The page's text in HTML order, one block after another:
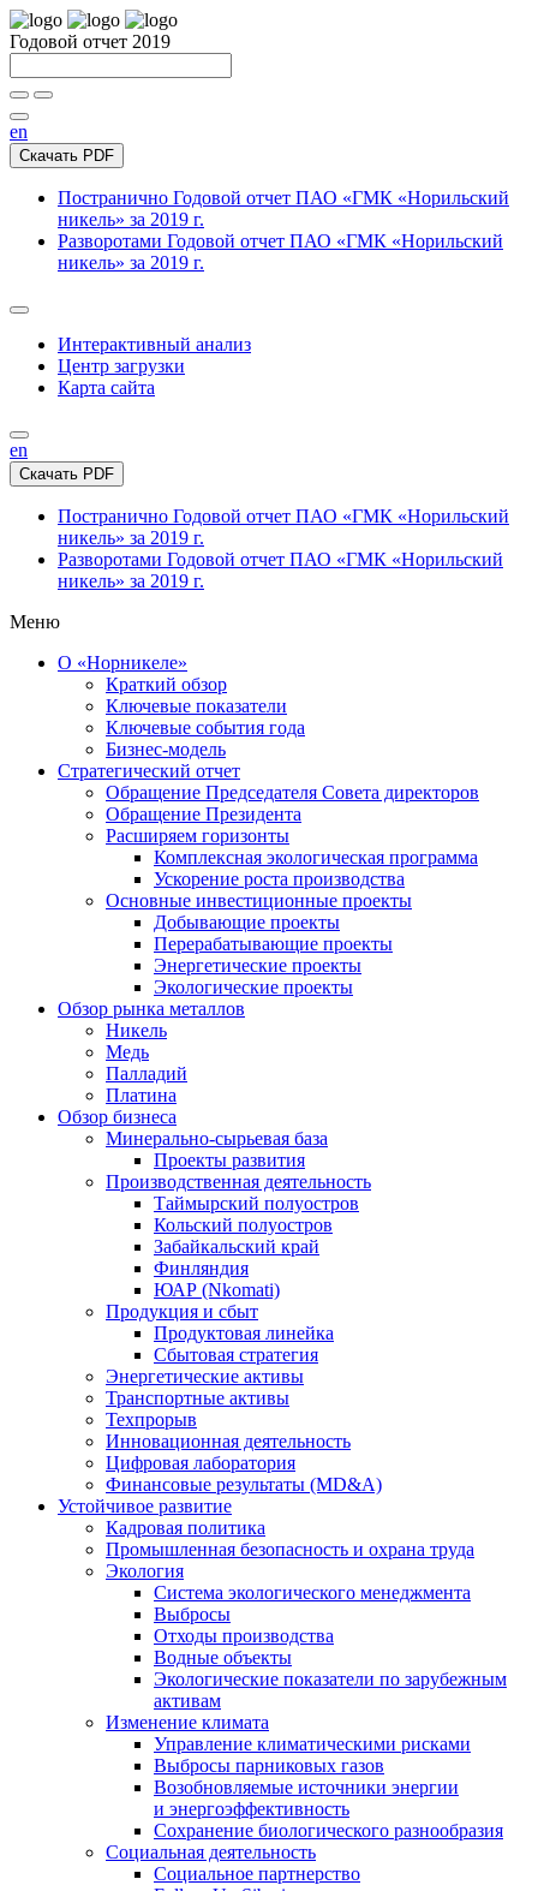
Годовой отчет 2019
en
Скачать PDF
Постранично Годовой отчет ПАО «ГМК «Норильский
никель» за 2019 г.
Разворотами Годовой отчет ПАО «ГМК «Норильский
никель» за 2019 г.
Интерактивный анализ
Центр загрузки
Карта сайта
en
Скачать PDF
Постранично Годовой отчет ПАО «ГМК «Норильский
никель» за 2019 г.
Разворотами Годовой отчет ПАО «ГМК «Норильский
никель» за 2019 г.
Меню
О «Норникеле»
Краткий обзор
Ключевые показатели
Ключевые события года
Бизнес-модель
Стратегический отчет
Обращение Председателя Совета директоров
Обращение Президента
Расширяем горизонты
Комплексная экологическая программа
Ускорение роста производства
Основные инвестиционные проекты
Добывающие проекты
Перерабатывающие проекты
Энергетические проекты
Экологические проекты
Обзор рынка металлов
Никель
Медь
Палладий
Платина
Обзор бизнеса
Минерально-сырьевая база
Проекты развития
Производственная деятельность
Таймырский полуостров
Кольский полуостров
Забайкальский край
Финляндия
ЮАР (Nkomati)
Продукция и сбыт
Продуктовая линейка
Сбытовая стратегия
Энергетические активы
Транспортные активы
Техпрорыв
Инновационная деятельность
Цифровая лаборатория
Финансовые результаты (MD&A)
Устойчивое развитие
Кадровая политика
Промышленная безопасность и охрана труда
Экология
Система экологического менеджмента
Выбросы
Отходы производства
Водные объекты
Экологические показатели по зарубежным
активам
Изменение климата
Управление климатическими рисками
Выбросы парниковых газов
Возобновляемые источники энергии
и энергоэффективность
Сохранение биологического разнообразия
Социальная деятельность
Социальное партнерство